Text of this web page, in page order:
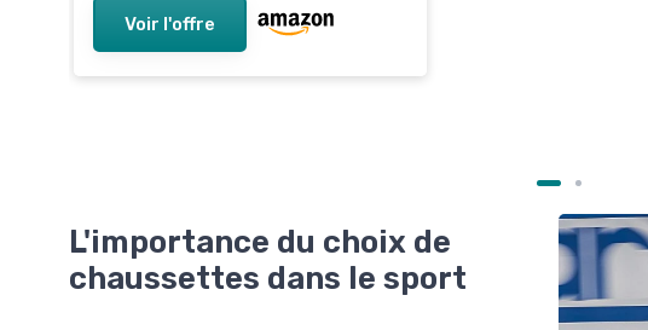
Voir l'offre
L'importance du choix de
chaussettes dans le sport